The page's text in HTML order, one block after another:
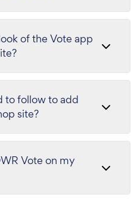
of the Vote app
to follow to add
site?
Vote on my